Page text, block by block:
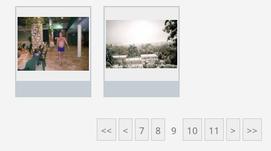
<< < 7 8 9 10 11 > >>